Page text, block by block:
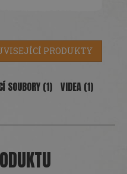
PRODUKTY
SOUBORY (1) VIDEA (1)